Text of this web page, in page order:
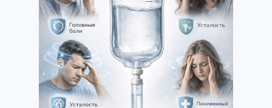
Караганда)